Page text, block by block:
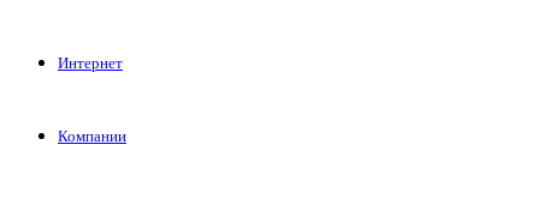
Интернет
Компании